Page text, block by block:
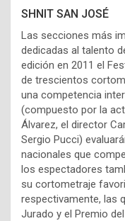
SHNIT SAN JOSÉ
Las secciones más
dedicadas al talento
edición en 2011 el
de trescientos
una competencia
(compuesto por la
Álvarez, el director
Sergio Pucci)
nacionales que
los espectadores
su cortometraje
respectivamente, las
Jurado y el Premio